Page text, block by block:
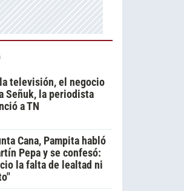
televisión, el negocio
Señuk, la periodista
a TN
Cana, Pampita habló
Pepa y se confesó:
la falta de lealtad ni